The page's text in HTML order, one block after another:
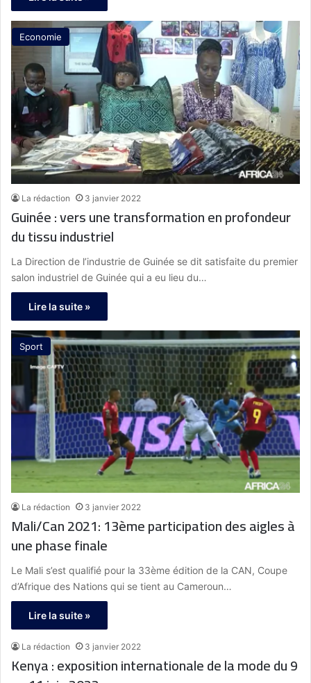
Economie
La rédaction 3 janvier 2022
Guinée : vers une transformation en profondeur
du tissu industriel
La Direction de l’industrie de Guinée se dit satisfaite du premier
salon industriel de Guinée qui a eu lieu du…
Lire la suite »
Sport
La rédaction 3 janvier 2022
Mali/Can 2021: 13ème participation des aigles à
une phase finale
Le Mali s’est qualifié pour la 33ème édition de la CAN, Coupe
d’Afrique des Nations qui se tient au Cameroun…
Lire la suite »
La rédaction 3 janvier 2022
Kenya : exposition internationale de la mode du 9